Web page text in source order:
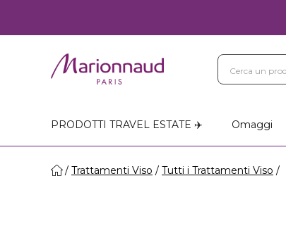
PRODOTTI TRAVEL ESTATE ✈️ Omaggi
Trattamenti Viso Tutti i Trattamenti Viso